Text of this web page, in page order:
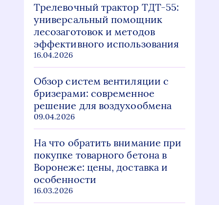
Трелевочный трактор ТДТ-55:
универсальный помощник
лесозаготовок и методов
эффективного использования
16.04.2026
Обзор систем вентиляции с
бризерами: современное
решение для воздухообмена
09.04.2026
На что обратить внимание при
покупке товарного бетона в
Воронеже: цены, доставка и
особенности
16.03.2026